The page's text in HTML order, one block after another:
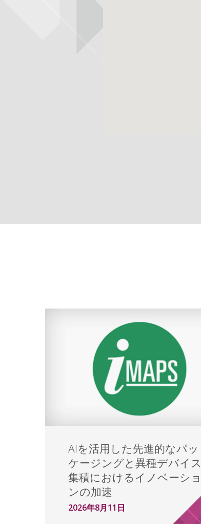
AIを活用した先進的なパッ
ケージングと異種デバイス
集積におけるイノベーショ
ンの加速
2026年8月11日